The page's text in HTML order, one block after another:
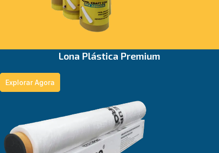
⁠Lona Plástica Premium
Explorar Agora